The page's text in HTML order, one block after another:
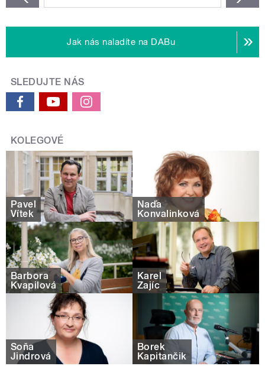
Jak nás naladíte na DABu
SLEDUJTE NÁS
KOLEGOVÉ
Pavel
Vítek
Naďa
Konvalinková
Barbora
Kvapilová
Karel
Zajíc
Soňa
Jindrová
Borek
Kapitančik